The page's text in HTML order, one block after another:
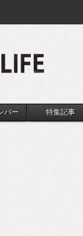
バー 特集記事